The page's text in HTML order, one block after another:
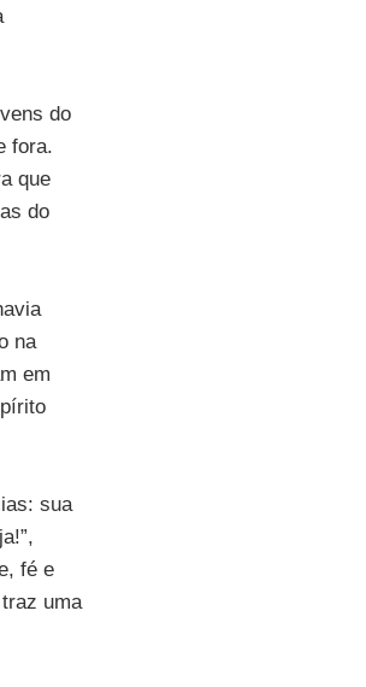
do
fora.
que
do
na
em
sua
fé e
uma